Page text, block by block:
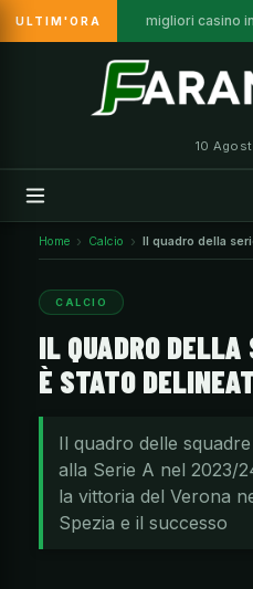
ULTIM'ORA migliori casino
10
Home Calcio Il quadro della
CALCIO
IL QUADRO
È STATO
Il quadro delle
alla Serie A nel 2023/
la vittoria del Verona
Spezia e il successo